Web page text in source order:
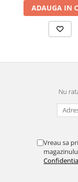
ADAUGA IN
Nu
Vreau sa